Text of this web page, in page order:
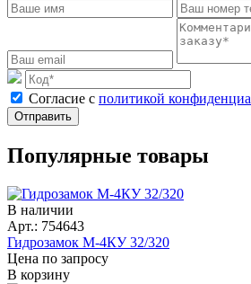
Cогласие с политикой
Отправить
Популярные товары
В наличии
Арт.: 754643
Гидрозамок М-4КУ 32/320
Цена по запросу
В корзину